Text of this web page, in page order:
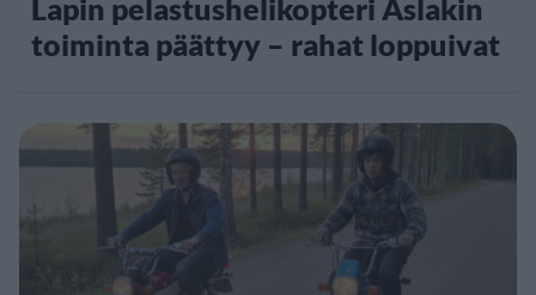
Lapin pelastushelikopteri Aslakin
toiminta päättyy – rahat loppuivat